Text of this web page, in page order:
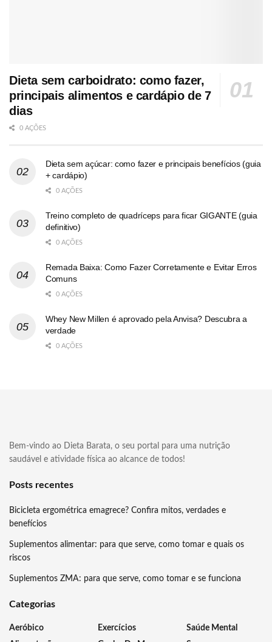
Dieta sem carboidrato: como fazer,
principais alimentos e cardápio de 7
dias
0 AÇÕES
Dieta sem açúcar: como fazer e principais benefícios (guia
+ cardápio)
0 AÇÕES
Treino completo de quadríceps para ficar GIGANTE (guia
definitivo)
0 AÇÕES
Remada Baixa: Como Fazer Corretamente e Evitar Erros
Comuns
0 AÇÕES
Whey New Millen é aprovado pela Anvisa? Descubra a
verdade
0 AÇÕES
Bem-vindo ao Dieta Barata, o seu portal para uma nutrição
saudável e atividade física ao alcance de todos!
Posts recentes
Bicicleta ergométrica emagrece? Confira mitos, verdades e
benefícios
Suplementos alimentar: para que serve, como tomar e quais os
riscos
Suplementos ZMA: para que serve, como tomar e se funciona
Categorias
Aeróbico
Exercícios
Saúde Mental